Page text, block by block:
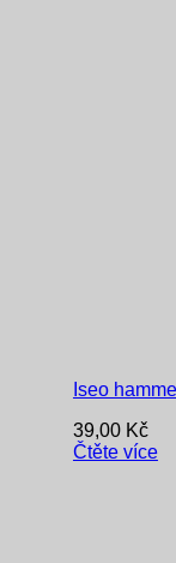
Iseo
39,00 Kč
Čtěte více